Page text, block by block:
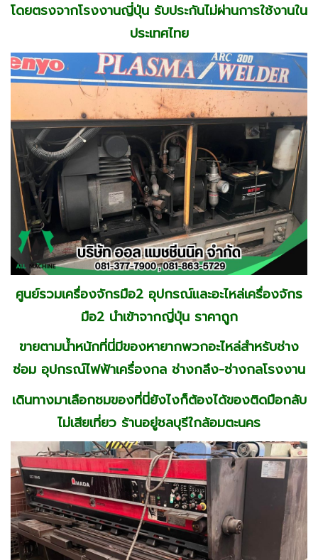
โดยตรงจากโรงงานญี่ปุ่น รับประกันไม่ผ่านการใช้งานใน
ประเทศไทย
ศูนย์รวมเครื่องจักรมือ2 อุปกรณ์และอะไหล่เครื่องจักร
มือ2 นำเข้าจากญี่ปุ่น ราคาถูก
ขายตามน้ำหนักที่นี่มีของหายากพวกอะไหล่สำหรับช่าง
ซ่อม อุปกรณ์ไฟฟ้าเครื่องกล ช่างกลึง-ช่างกลโรงงาน
เดินทางมาเลือกชมของที่นี่ยังไงก็ต้องได้ของติดมือกลับ
ไม่เสียเที่ยว ร้านอยู่ชลบุรีใกล้อมตะนคร